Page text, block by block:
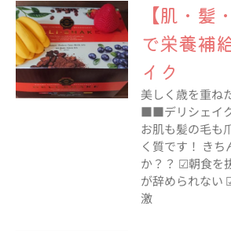
【肌・髪
で栄養補
イク
美しく歳を重ね
■■デリシェイ
お肌も髪の毛も
く質です！ き
か？？ ☑︎朝食を
が辞められない
激